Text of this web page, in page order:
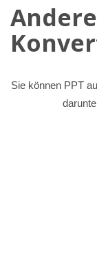
Sie können PPT